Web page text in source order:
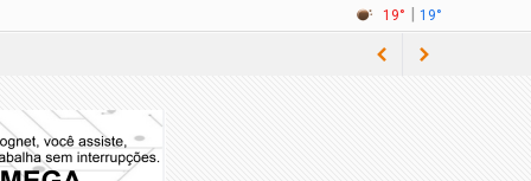
19° 19°